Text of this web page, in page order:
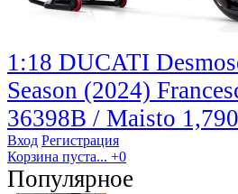
1:18 DUCATI
Season (2024)
36398B / Maisto
Вход Регистрация
Корзина пуста... +0
Популярное